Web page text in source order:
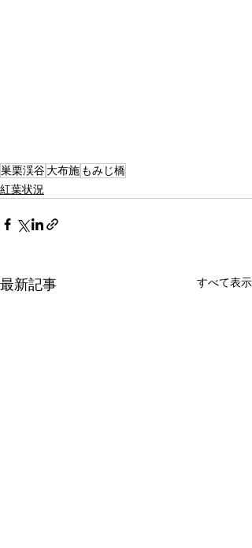
巣栗渓谷大布施 もみじ橋
紅葉状況
最新記事 すべて表示